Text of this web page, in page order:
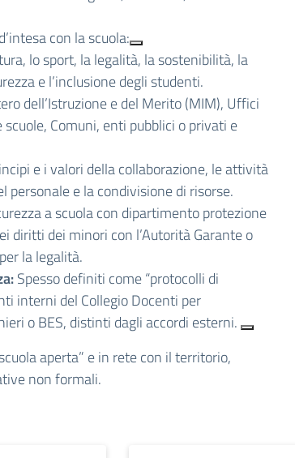
con la scuola:
lo sport, la legalità, la sostenibilità, la
e l’inclusione degli studenti.
dell’Istruzione e del Merito (MIM), Uffici
Comuni, enti pubblici o privati e
e i valori della collaborazione, le attività
personale e la condivisione di risorse.
a scuola con dipartimento protezione
diritti dei minori con l’Autorità Garante o
la legalità.
Spesso definiti come “protocolli di
interni del Collegio Docenti per
o BES, distinti dagli accordi esterni.
aperta” e in rete con il territorio,
non formali.